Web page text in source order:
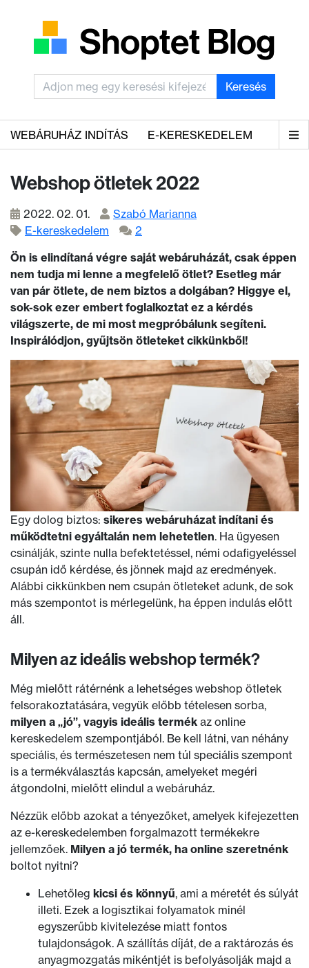
Keresés
WEBÁRUHÁZ INDÍTÁS E-KERESKEDELEM
Webshop ötletek 2022
2022. 02. 01.
Szabó Marianna
E-kereskedelem
2
Ön is elindítaná végre saját webáruházát, csak éppen
nem tudja mi lenne a megfelelő ötlet? Esetleg már
van pár ötlete, de nem biztos a dolgában? Higgye el,
sok-sok ezer embert foglalkoztat ez a kérdés
világszerte, de mi most megpróbálunk segíteni.
Inspirálódjon, gyűjtsön ötleteket cikkünkből!
Egy dolog biztos: sikeres webáruházat indítani és
működtetni egyáltalán nem lehetetlen. Ha ügyesen
csinálják, szinte nulla befektetéssel, némi odafigyeléssel
csupán idő kérdése, és jönnek majd az eredmények.
Alábbi cikkünkben nem csupán ötleteket adunk, de sok
más szempontot is mérlegelünk, ha éppen indulás előtt
áll.
Milyen az ideális webshop termék?
Még mielőtt rátérnénk a lehetséges webshop ötletek
felsorakoztatására, vegyük előbb tételesen sorba,
milyen a „jó”, vagyis ideális termék az online
kereskedelem szempontjából. Be kell látni, van néhány
speciális, és természetesen nem túl speciális szempont
is a termékválasztás kapcsán, amelyeket megéri
átgondolni, mielőtt elindul a webáruház.
Nézzük előbb azokat a tényezőket, amelyek kifejezetten
az e-kereskedelemben forgalmazott termékekre
jellemzőek. Milyen a jó termék, ha online szeretnénk
boltot nyitni?
Lehetőleg kicsi és könnyű, ami a méretét és súlyát
illeti. Ezek a logisztikai folyamatok minél
egyszerűbb kivitelezése miatt fontos
tulajdonságok. A szállítás díját, de a raktározás és
anyagmozgatás mikéntjét is befolyásolják majd a